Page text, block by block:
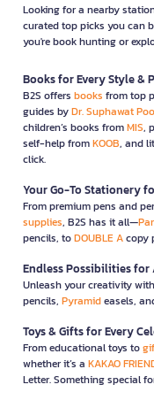
Looking for a nearby
curated top picks you can
you're book hunting or
Books for Every Style &
B2S offers books from top
guides byDr. Suphawat
children’s books fromMIS,
self-help fromKOOB, and
click.
Your Go-To Stationery
From premium pens and
supplies, B2S has it all—
pencils, toDOUBLE Acopy
Endless Possibilities for
Unleash your creativity
pencils, Pyramideasels,
Toys & Gifts for Every
From educational toys to
whether it’s a KAKAO
Letter. Something special